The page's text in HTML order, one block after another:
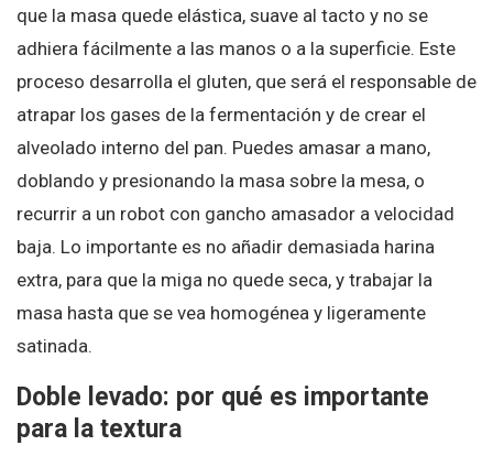
que la masa quede elástica, suave al tacto y no se
adhiera fácilmente a las manos o a la superficie. Este
proceso desarrolla el gluten, que será el responsable de
atrapar los gases de la fermentación y de crear el
alveolado interno del pan. Puedes amasar a mano,
doblando y presionando la masa sobre la mesa, o
recurrir a un robot con gancho amasador a velocidad
baja. Lo importante es no añadir demasiada harina
extra, para que la miga no quede seca, y trabajar la
masa hasta que se vea homogénea y ligeramente
satinada.
Doble levado: por qué es importante
para la textura